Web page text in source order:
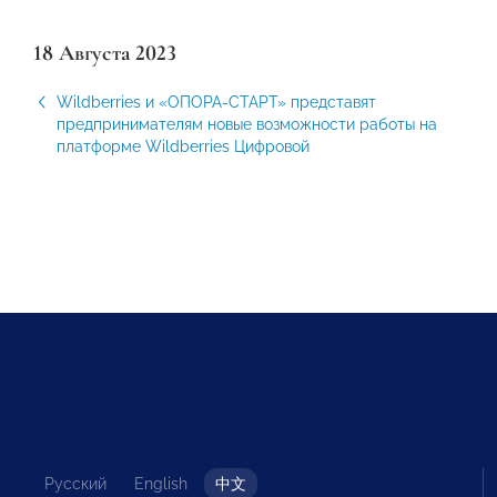
18 Августа 2023
Wildberries и «ОПОРА-СТАРТ» представят
предпринимателям новые возможности работы на
платформе Wildberries Цифровой
Русский English 中文